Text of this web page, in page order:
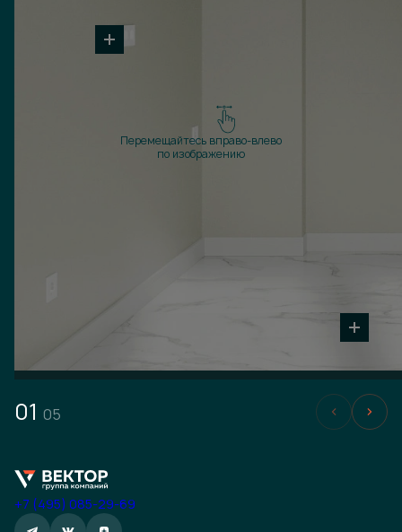
Перемещайтесь вправо-влево
по изображению
01 05
+7 (495) 085-29-69